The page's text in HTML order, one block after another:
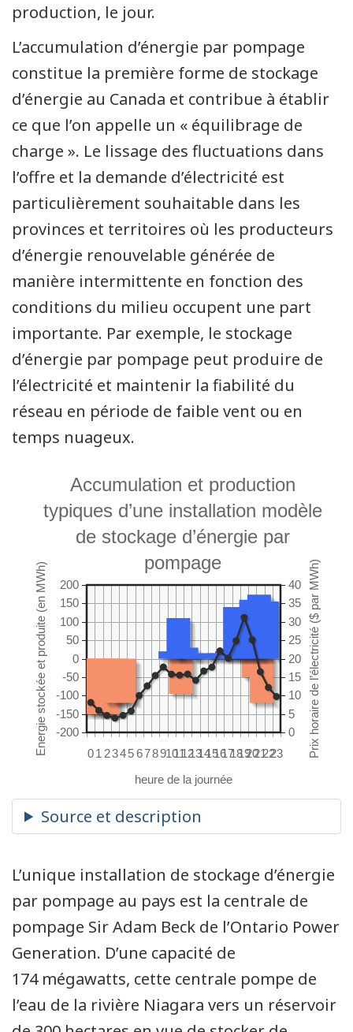
production, le jour.
L’accumulation d’énergie par pompage
constitue la première forme de stockage
d’énergie au Canada et contribue à établir
ce que l’on appelle un « équilibrage de
charge ». Le lissage des fluctuations dans
l’offre et la demande d’électricité est
particulièrement souhaitable dans les
provinces et territoires où les producteurs
d’énergie renouvelable générée de
manière intermittente en fonction des
conditions du milieu occupent une part
importante. Par exemple, le stockage
d’énergie par pompage peut produire de
l’électricité et maintenir la fiabilité du
réseau en période de faible vent ou en
temps nuageux.
Accumulation et production
typiques d’une installation modèle
de stockage d’énergie par
pompage
01 234567891011121314151617181920212223
-200
-150
-100
-50
0
50
100
150
200
0
5
10
15
20
25
30
35
40
L’unique installation de stockage d’énergie
par pompage au pays est la centrale de
pompage Sir Adam Beck de l’Ontario Power
Generation. D’une capacité de
174 mégawatts, cette centrale pompe de
l’eau de la rivière Niagara vers un réservoir